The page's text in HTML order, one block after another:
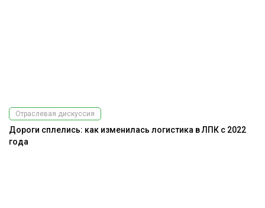
Отраслевая дискуссия
Дороги сплелись: как изменилась логистика в ЛПК с 2022
года